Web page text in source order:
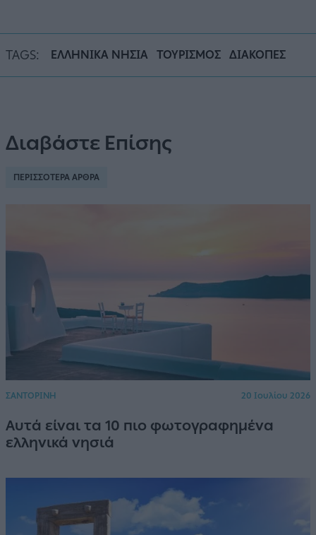
TAGS: ΕΛΛΗΝΙΚΑ ΝΗΣΙΑ ΤΟΥΡΙΣΜΟΣ ΔΙΑΚΟΠΕΣ
Διαβάστε Επίσης
ΠΕΡΙΣΣΟΤΕΡΑ ΑΡΘΡΑ
ΣΑΝΤΟΡΙΝΗ 20 Ιουλίου 2026
Αυτά είναι τα 10 πιο φωτογραφημένα
ελληνικά νησιά